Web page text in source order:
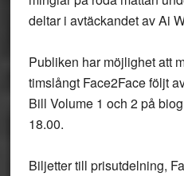
deltar i avtäckandet av Ai
Publiken har möjlighet att
timslångt Face2Face följt
Bill Volume 1 och 2 på
18.00.
Biljetter till prisutdelning,